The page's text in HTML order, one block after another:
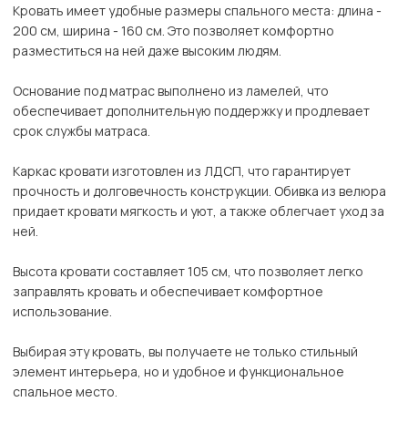
Кровать имеет удобные размеры спального места: длина -
200 см, ширина - 160 см. Это позволяет комфортно
разместиться на ней даже высоким людям.
Основание под матрас выполнено из ламелей, что
обеспечивает дополнительную поддержку и продлевает
срок службы матраса.
Каркас кровати изготовлен из ЛДСП, что гарантирует
прочность и долговечность конструкции. Обивка из велюра
придает кровати мягкость и уют, а также облегчает уход за
ней.
Высота кровати составляет 105 см, что позволяет легко
заправлять кровать и обеспечивает комфортное
использование.
Выбирая эту кровать, вы получаете не только стильный
элемент интерьера, но и удобное и функциональное
спальное место.